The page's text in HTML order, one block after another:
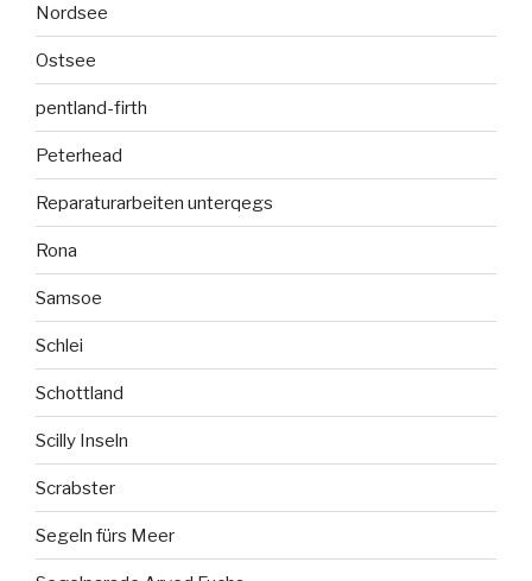
Nordsee
Ostsee
pentland-firth
Peterhead
Reparaturarbeiten unterqegs
Rona
Samsoe
Schlei
Schottland
Scilly Inseln
Scrabster
Segeln fürs Meer